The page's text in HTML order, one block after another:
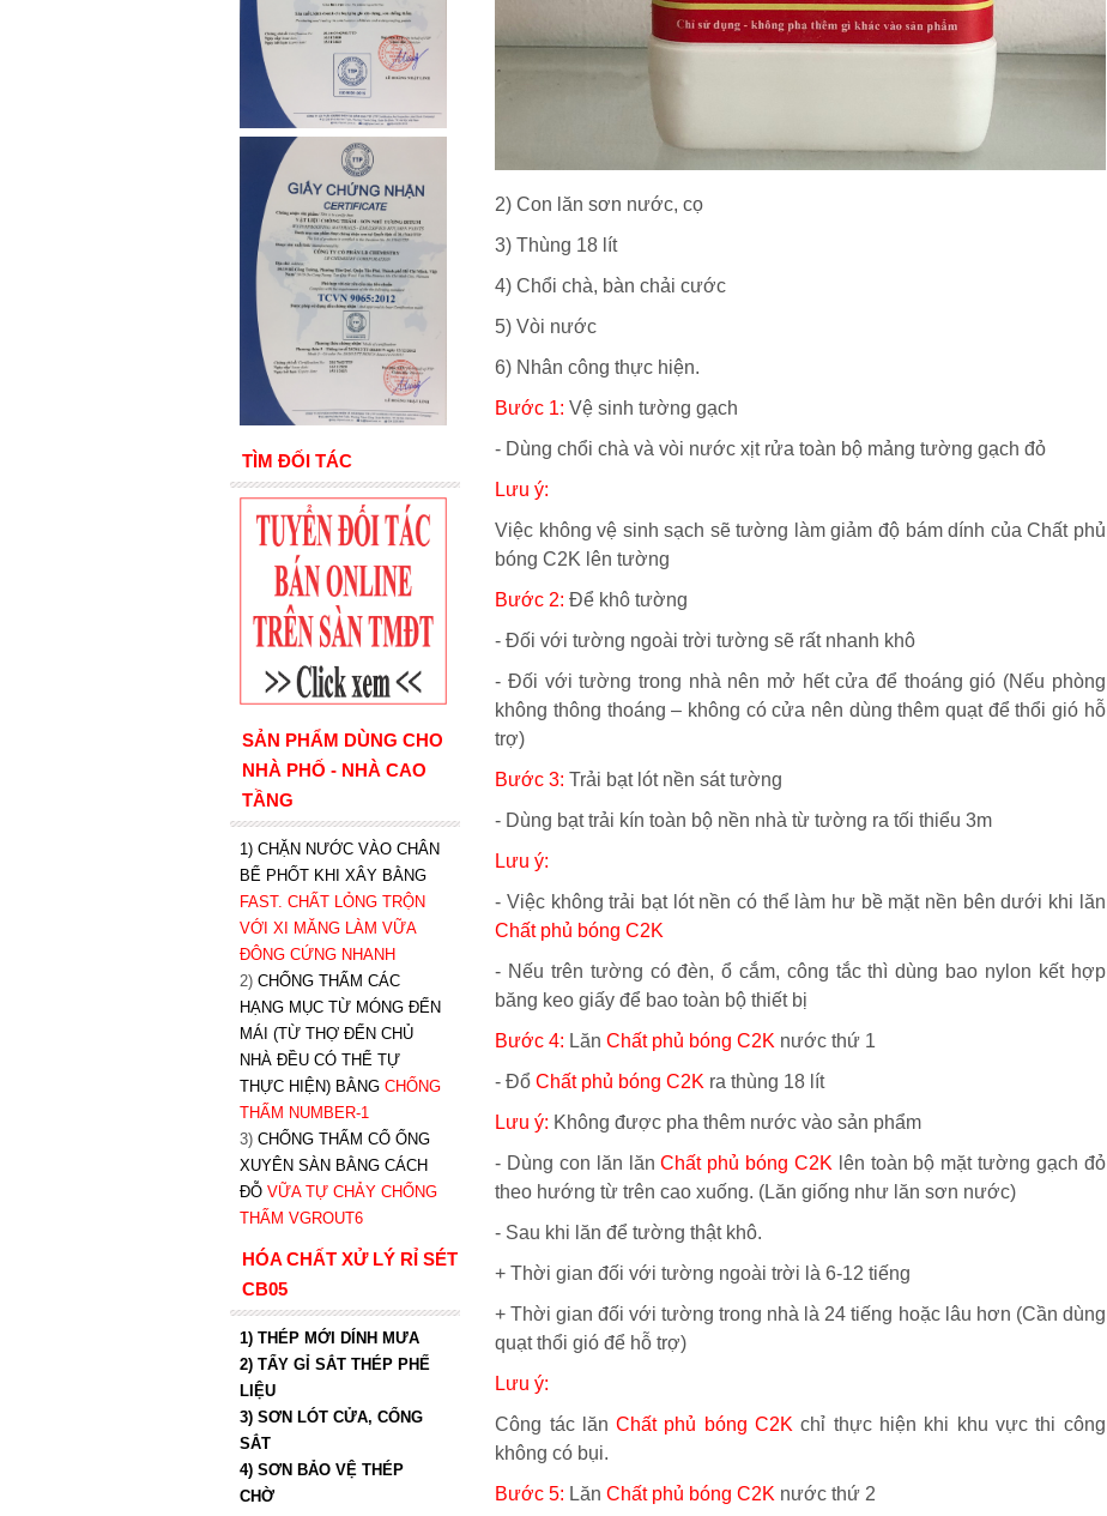
2) Con lăn sơn nước, cọ
3) Thùng 18 lít
4) Chổi chà, bàn chải cước
5) Vòi nước
6) Nhân công thực hiện.
Bước 1: Vệ sinh tường gạch
- Dùng chổi chà và vòi nước xịt rửa toàn bộ mảng tường gạch đỏ
Lưu ý:
Việc không vệ sinh sạch sẽ tường làm giảm độ bám dính của Chất phủ
bóng C2K lên tường
Bước 2: Để khô tường
- Đối với tường ngoài trời tường sẽ rất nhanh khô
- Đối với tường trong nhà nên mở hết cửa để thoáng gió (Nếu phòng
không thông thoáng – không có cửa nên dùng thêm quạt để thổi gió hỗ
trợ)
Bước 3: Trải bạt lót nền sát tường
- Dùng bạt trải kín toàn bộ nền nhà từ tường ra tối thiểu 3m
Lưu ý:
- Việc không trải bạt lót nền có thể làm hư bề mặt nền bên dưới khi lăn
Chất phủ bóng C2K
- Nếu trên tường có đèn, ổ cắm, công tắc thì dùng bao nylon kết hợp
băng keo giấy để bao toàn bộ thiết bị
Bước 4: LănChất phủ bóng C2K nước thứ 1
- ĐổChất phủ bóng C2K ra thùng 18 lít
Lưu ý: Không được pha thêm nước vào sản phẩm
- Dùng con lăn lănChất phủ bóng C2Klên toàn bộ mặt tường gạch đỏ
theo hướng từ trên cao xuống. (Lăn giống như lăn sơn nước)
- Sau khi lăn để tường thật khô.
+ Thời gian đối với tường ngoài trời là 6-12 tiếng
+ Thời gian đối với tường trong nhà là 24 tiếng hoặc lâu hơn (Cần dùng
quạt thổi gió để hỗ trợ)
Lưu ý:
Công tác lănChất phủ bóng C2K chỉ thực hiện khi khu vực thi công
không có bụi.
Bước 5: LănChất phủ bóng C2K nước thứ 2
TÌM ĐỐI TÁC
SẢN PHẨM DÙNG CHO
NHÀ PHỐ - NHÀ CAO
TẦNG
1) CHẶN NƯỚC VÀO CHÂN
BỂ PHỐT KHI XÂY BẰNG
FAST. CHẤT LỎNG TRỘN
VỚI XI MĂNG LÀM VỮA
ĐÔNG CỨNG NHANH
2) CHỐNG THẤM CÁC
HẠNG MỤC TỪ MÓNG ĐẾN
MÁI (TỪ THỢ ĐẾN CHỦ
NHÀ ĐỀU CÓ THỂ TỰ
THỰC HIỆN) BẰNG CHỐNG
THẤM NUMBER-1
3) CHỐNG THẤM CỔ ỐNG
XUYÊN SÀN BẰNG CÁCH
ĐỖ VỮA TỰ CHẢY CHỐNG
THẤM VGROUT6
HÓA CHẤT XỬ LÝ RỈ SÉT
CB05
1) THÉP MỚI DÍNH MƯA
2) TẨY GỈ SẮT THÉP PHẾ
LIỆU
3) SƠN LÓT CỬA, CỔNG
SẮT
4) SƠN BẢO VỆ THÉP
CHỜ